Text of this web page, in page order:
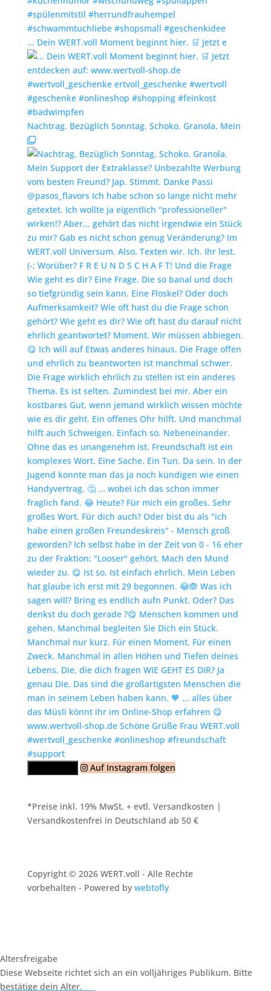
... Dein WERT.voll Moment beginnt hier. 🛒 Jetzt e
Nachtrag. Bezüglich Sonntag. Schoko. Granola. Mein
Auf Instagram folgen
*Preise inkl. 19% MwSt. + evtl. Versandkosten |
Versandkostenfrei in Deutschland ab 50 €
Copyright © 2026 WERT.voll - Alle Rechte
vorbehalten - Powered by webtofly
Altersfreigabe
Diese Webseite richtet sich an ein volljähriges Publikum. Bitte
bestätige dein Alter.